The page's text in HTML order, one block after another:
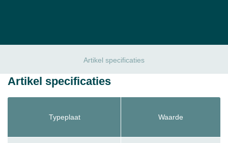
Artikel specificaties
Artikel specificaties
Typeplaat Waarde